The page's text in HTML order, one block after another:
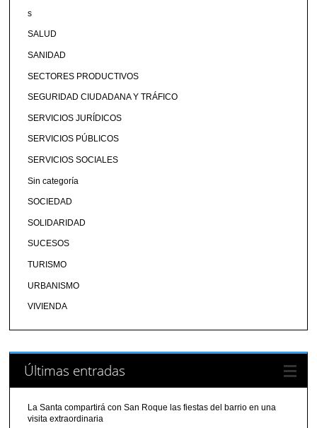
s
SALUD
SANIDAD
SECTORES PRODUCTIVOS
SEGURIDAD CIUDADANA Y TRÁFICO
SERVICIOS JURÍDICOS
SERVICIOS PÚBLICOS
SERVICIOS SOCIALES
Sin categoría
SOCIEDAD
SOLIDARIDAD
SUCESOS
TURISMO
URBANISMO
VIVIENDA
Últimas entradas
La Santa compartirá con San Roque las fiestas del barrio en una
visita extraordinaria